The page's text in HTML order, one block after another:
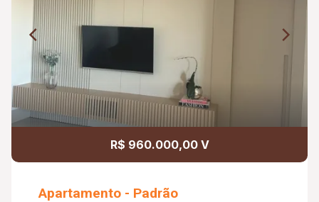
R$ 960.000,00 V
Apartamento - Padrão